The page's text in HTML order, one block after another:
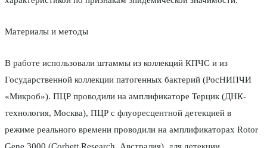
Материалы и методы
В работе использовали штаммы из коллекций КПЧС и из
Государственной коллекции патогенных бактерий (РосНИПЧИ
«Микроб»). ПЦР проводили на амплификаторе Терцик (ДНК-
технология, Москва), ПЦР с флуоресцентной детекцией в
режиме реального времени проводили на амплификаторах Rotor